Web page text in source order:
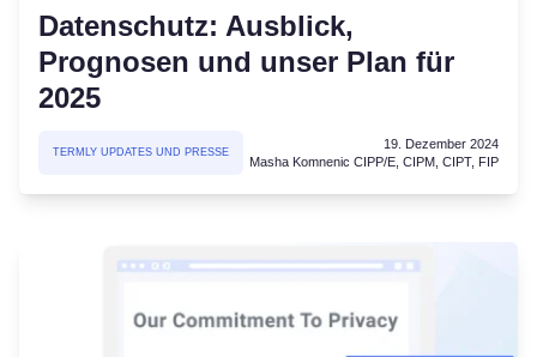
Datenschutz: Ausblick,
Prognosen und unser Plan für
2025
TERMLY UPDATES UND PRESSE
19. Dezember 2024
Masha Komnenic CIPP/E, CIPM, CIPT, FIP